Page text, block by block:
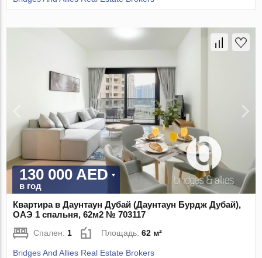
130 000 AED
в год
Квартира в Даунтаун Дубай (Даунтаун Бурдж Дубай),
ОАЭ 1 спальня, 62м2 № 703117
Спален: 1 Площадь:62 м²
Bridges And Allies Real Estate Brokers